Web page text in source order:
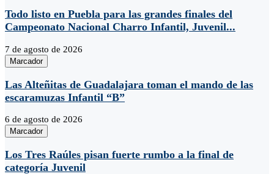
Todo listo en Puebla para las grandes finales del
Campeonato Nacional Charro Infantil, Juvenil...
7 de agosto de 2026
Marcador
Las Alteñitas de Guadalajara toman el mando de las
escaramuzas Infantil “B”
6 de agosto de 2026
Marcador
Los Tres Raúles pisan fuerte rumbo a la final de
categoría Juvenil